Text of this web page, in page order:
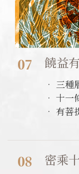
07 饒益
• 三種
• 十一
• 有菩
08 密乘